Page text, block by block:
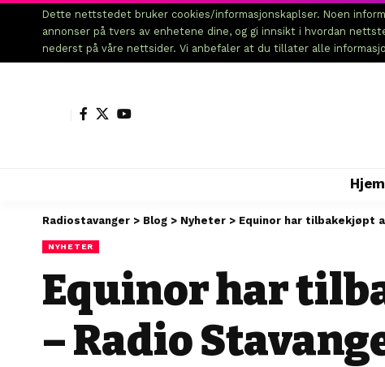
Dette nettstedet bruker cookies/informasjonskaplser. Noen
annonser på tvers av enhetene dine, og gi innsikt i hvordan
nederst på våre nettsider. Vi anbefaler at du tillater alle
Hjem
Radiostavanger > Blog > Nyheter > Equinor har tilbakekjøpt
NYHETER
Equinor har
– Radio